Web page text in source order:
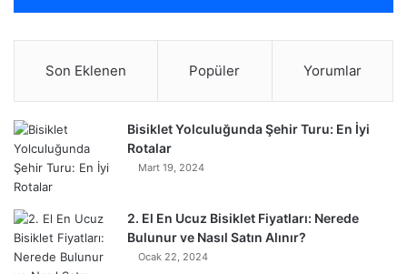
Son Eklenen Popüler Yorumlar
Bisiklet Yolculuğunda Şehir Turu: En İyi
Rotalar
Mart 19, 2024
2. El En Ucuz Bisiklet Fiyatları: Nerede
Bulunur ve Nasıl Satın Alınır?
Ocak 22, 2024